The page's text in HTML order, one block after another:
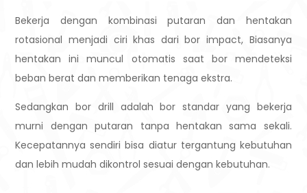
Bekerja dengan kombinasi putaran dan hentakan
rotasional menjadi ciri khas dari bor impact, Biasanya
hentakan ini muncul otomatis saat bor mendeteksi
beban berat dan memberikan tenaga ekstra.
Sedangkan bor drill adalah bor standar yang bekerja
murni dengan putaran tanpa hentakan sama sekali.
Kecepatannya sendiri bisa diatur tergantung kebutuhan
dan lebih mudah dikontrol sesuai dengan kebutuhan.